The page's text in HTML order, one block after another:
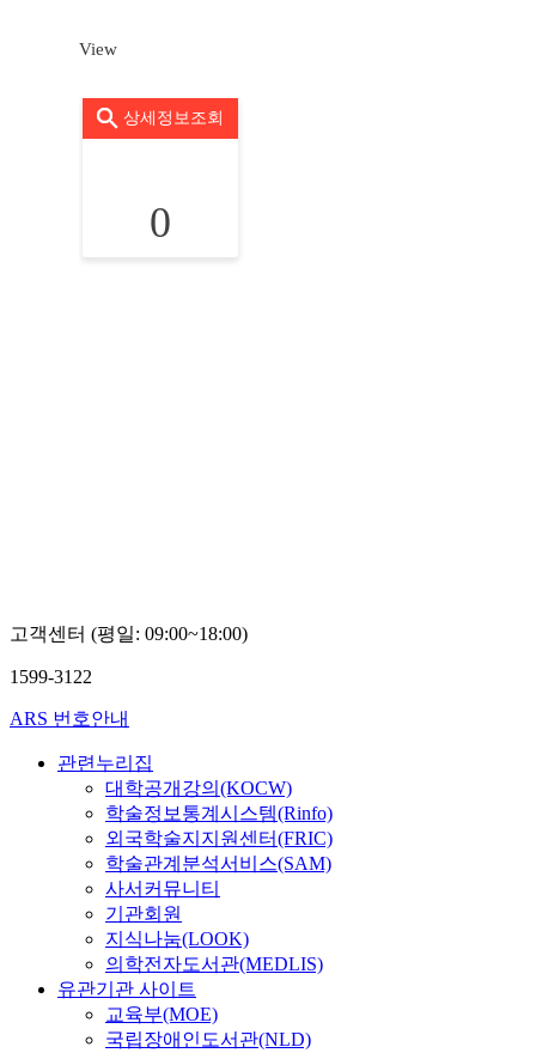
View
상세정보조회
0
고객센터 (평일: 09:00~18:00)
1599-3122
ARS 번호안내
관련누리집
대학공개강의(KOCW)
학술정보통계시스템(Rinfo)
외국학술지지원센터(FRIC)
학술관계분석서비스(SAM)
사서커뮤니티
기관회원
지식나눔(LOOK)
의학전자도서관(MEDLIS)
유관기관 사이트
교육부(MOE)
국립장애인도서관(NLD)